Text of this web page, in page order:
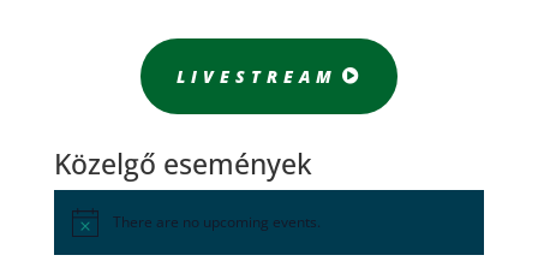
LIVESTREAM
Közelgő események
There are no upcoming events.